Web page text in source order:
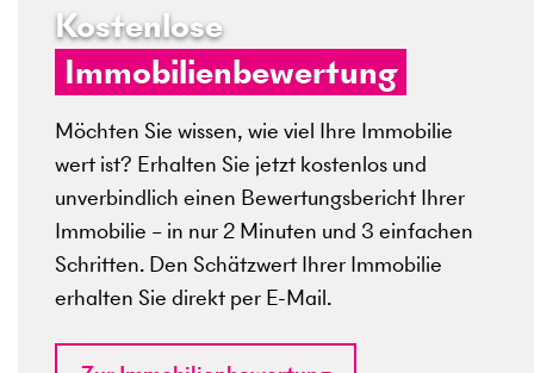
Kostenlose
Immobilienbewertung
Möchten Sie wissen, wie viel Ihre Immobilie
wert ist? Erhalten Sie jetzt kostenlos und
unverbindlich einen Bewertungsbericht Ihrer
Immobilie – in nur 2 Minuten und 3 einfachen
Schritten. Den Schätzwert Ihrer Immobilie
erhalten Sie direkt per E-Mail.